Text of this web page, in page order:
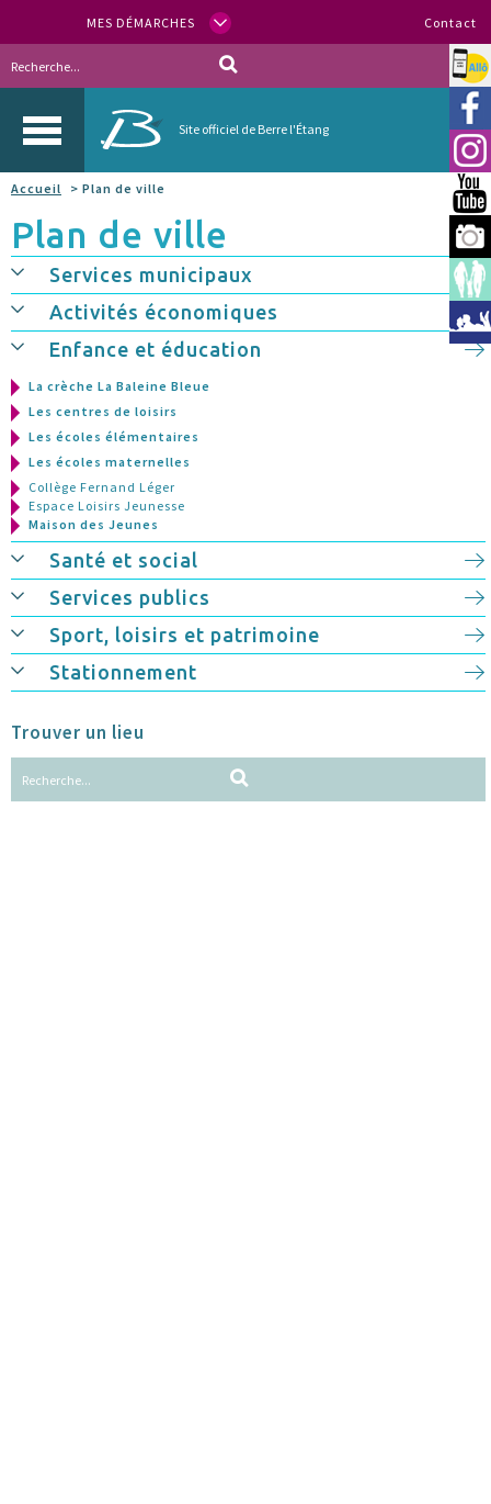
MES DÉMARCHES Contact
Site officiel de Berre l'Étang
Allo
Accueil > Plan de ville
Plan de ville
Services municipaux
Activités économiques
Enfance et éducation
La crèche La Baleine Bleue
Les centres de loisirs
Les écoles élémentaires
Les écoles maternelles
Collège Fernand Léger
Espace Loisirs Jeunesse
Maison des Jeunes
Santé et social
Services publics
Sport, loisirs et patrimoine
Stationnement
Trouver un lieu